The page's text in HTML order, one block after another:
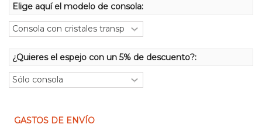
Elige aquí el modelo de consola:
¿Quieres el espejo con un 5% de descuento?:
GASTOS DE ENVÍO